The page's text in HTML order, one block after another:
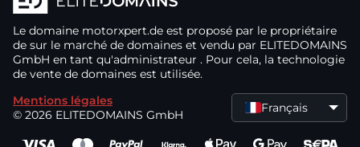
Le domaine motorxpert.de est proposé par le propriétaire
de sur le marché de domaines et vendu par ELITEDOMAINS
GmbH en tant qu'administrateur . Pour cela, la technologie
de vente de domaines est utilisée.
Mentions légales
© 2026 ELITEDOMAINS GmbH
Français